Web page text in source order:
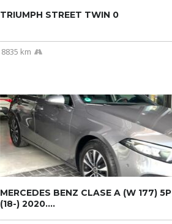
TRIUMPH STREET TWIN 0
8835 km
MERCEDES BENZ CLASE A (W 177) 5P
(18-) 2020....